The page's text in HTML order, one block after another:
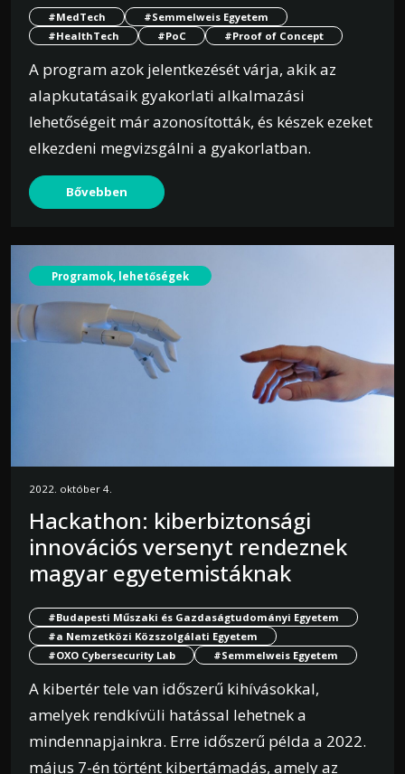
#MedTech
#Semmelweis Egyetem
#HealthTech
#PoC #Proof of Concept
A program azok jelentkezését várja, akik az
alapkutatásaik gyakorlati alkalmazási
lehetőségeit már azonosították, és készek ezeket
elkezdeni megvizsgálni a gyakorlatban.
Bővebben
Programok, lehetőségek
2022. október 4.
Hackathon: kiberbiztonsági
innovációs versenyt rendeznek
magyar egyetemistáknak
#Budapesti Műszaki és Gazdaságtudományi Egyetem
#a Nemzetközi Közszolgálati Egyetem
#OXO Cybersecurity Lab
#Semmelweis Egyetem
A kibertér tele van időszerű kihívásokkal,
amelyek rendkívüli hatással lehetnek a
mindennapjainkra. Erre időszerű példa a 2022.
május 7-én történt kibertámadás, amely az